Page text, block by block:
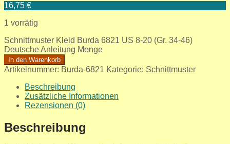
16,75 €
1 vorrätig
Schnittmuster Kleid Burda 6821 US 8-20 (Gr. 34-46)
Deutsche Anleitung Menge
In den Warenkorb
Artikelnummer: Burda-6821 Kategorie: Schnittmuster
Beschreibung
Zusätzliche Informationen
Rezensionen (0)
Beschreibung